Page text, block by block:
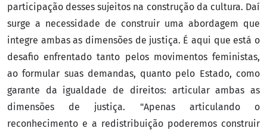
participação desses sujeitos na construção da cultura. Daí
surge a necessidade de construir uma abordagem que
integre ambas as dimensões de justiça. É aqui que está o
desafio enfrentado tanto pelos movimentos feministas,
ao formular suas demandas, quanto pelo Estado, como
garante da igualdade de direitos: articular ambas as
dimensões de justiça. "Apenas articulando o
reconhecimento e a redistribuição poderemos construir